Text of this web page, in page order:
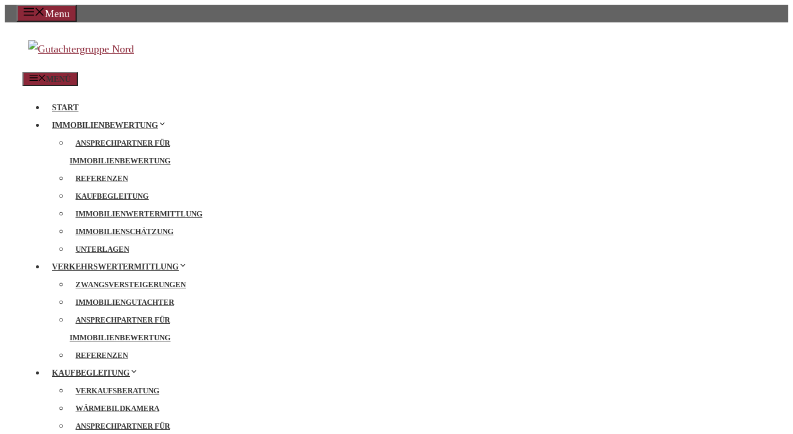
Zum
springen
Menu
MENÜ
START
IMMOBILIENBEWERTUNG
ANSPRECHPARTNER FÜR
IMMOBILIENBEWERTUNG
REFERENZEN
KAUFBEGLEITUNG
IMMOBILIENWERTERMITTLUNG
IMMOBILIENSCHÄTZUNG
UNTERLAGEN
VERKEHRSWERTERMITTLUNG
ZWANGSVERSTEIGERUNGEN
IMMOBILIENGUTACHTER
ANSPRECHPARTNER FÜR
IMMOBILIENBEWERTUNG
REFERENZEN
KAUFBEGLEITUNG
VERKAUFSBERATUNG
WÄRMEBILDKAMERA
ANSPRECHPARTNER FÜR